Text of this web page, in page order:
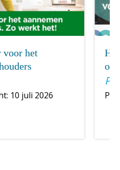
voor het
10 juli 2026